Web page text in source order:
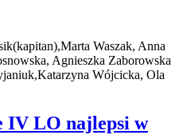
Waszak, Anna
Agnieszka Zaborowska
Wójcicka, Ola
IV LO najlepsi w